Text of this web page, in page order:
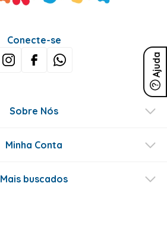
Ajuda
Conecte-se
Sobre Nós
Minha Conta
Mais buscados